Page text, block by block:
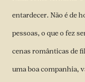
entardecer. Não é de
pessoas, o que o fez
cenas românticas de
uma boa companhia,